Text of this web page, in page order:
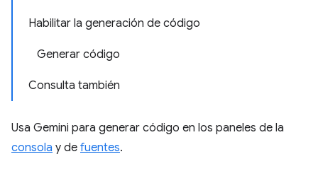
Habilitar la generación de código
Generar código
Consulta también
Usa Gemini para generar código en los paneles de la
consola y de fuentes.